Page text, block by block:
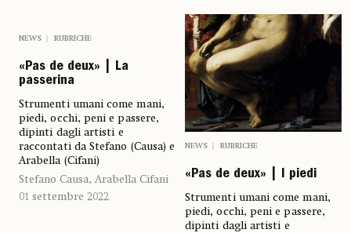
NEWS RUBRICHE
«Pas de deux» | La
passerina
Strumenti umani come mani,
piedi, occhi, peni e passere,
dipinti dagli artisti e
raccontati da Stefano (Causa) e
Arabella (Cifani)
Stefano Causa, Arabella Cifani
01 settembre 2022
NEWS RUBRICHE
«Pas de deux» | I piedi
Strumenti umani come mani,
piedi, occhi, peni e passere,
dipinti dagli artisti e